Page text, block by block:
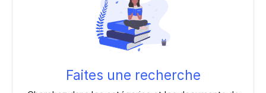
Faites une recherche